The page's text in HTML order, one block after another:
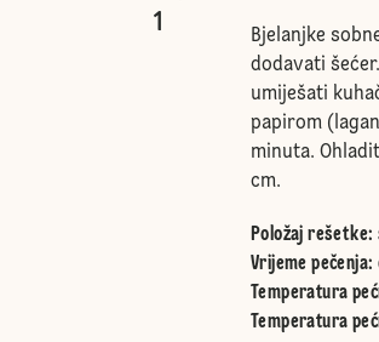
1
Bjelanjke
dodavati
umiješati
papirom
minuta.
cm.
Položaj rešetke:
Vrijeme pečenja:
Temperatura
Temperatura